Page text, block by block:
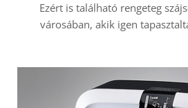
Ezért is található rengeteg
városában, akik igen